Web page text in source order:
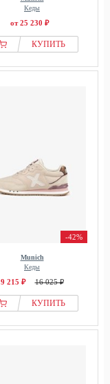
Кеды
от 25 230 ₽
КУПИТЬ
-42%
Munich
Кеды
9 215 ₽ 16 025 ₽
КУПИТЬ